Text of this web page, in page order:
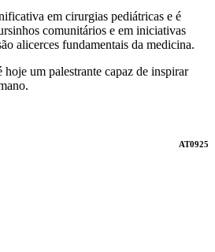
em cirurgias pediátricas e é
comunitários e em iniciativas
alicerces fundamentais da medicina.
um palestrante capaz de inspirar
AT0925